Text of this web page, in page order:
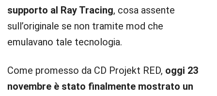
supporto al Ray Tracing, cosa assente
sull’originale se non tramite mod che
emulavano tale tecnologia.
Come promesso da CD Projekt RED, oggi 23
novembre è stato finalmente mostrato un